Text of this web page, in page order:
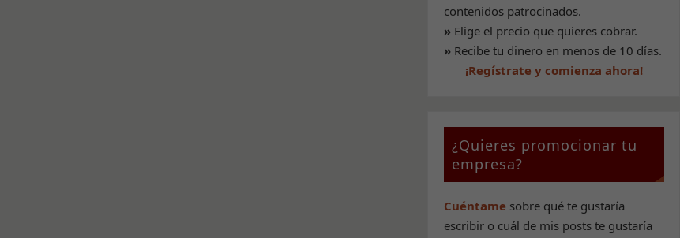
contenidos patrocinados.
»Elige el precio que quieres cobrar.
»Recibe tu dinero en menos de 10 días.
¡Regístrate y comienza ahora!
¿Quieres promocionar tu
empresa?
Cuéntame sobre qué te gustaría
escribir o cuál de mis posts te gustaría